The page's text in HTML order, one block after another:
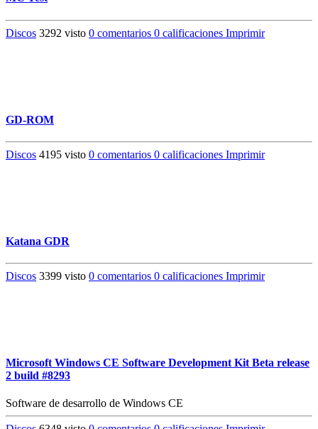
Discos 3292 visto 0 comentarios 0 calificaciones Imprimir
GD-ROM
Discos 4195 visto 0 comentarios 0 calificaciones Imprimir
Katana GDR
Discos 3399 visto 0 comentarios 0 calificaciones Imprimir
Microsoft Windows CE Software Development Kit Beta release
2 build #8293
Software de desarrollo de Windows CE